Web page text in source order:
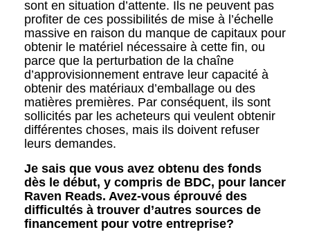
sont en situation d’attente. Ils ne peuvent pas
profiter de ces possibilités de mise à l’échelle
massive en raison du manque de capitaux pour
obtenir le matériel nécessaire à cette fin, ou
parce que la perturbation de la chaîne
d’approvisionnement entrave leur capacité à
obtenir des matériaux d’emballage ou des
matières premières. Par conséquent, ils sont
sollicités par les acheteurs qui veulent obtenir
différentes choses, mais ils doivent refuser
leurs demandes.
Je sais que vous avez obtenu des fonds
dès le début, y compris de BDC, pour lancer
Raven Reads. Avez-vous éprouvé des
difficultés à trouver d’autres sources de
financement pour votre entreprise?